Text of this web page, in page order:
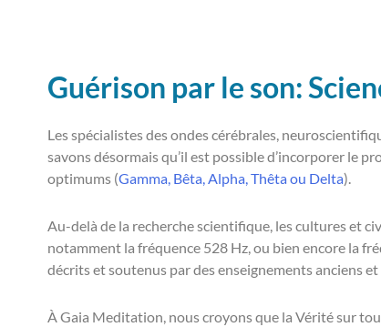
Guérison par le son:
Les spécialistes des ondes cérébrales,
savons désormais qu’il est possible d’incorporer le
optimums (Gamma, Bêta, Alpha, Thêta ou Delta).
Au-delà de la recherche scientifique, les cultures et
notamment la fréquence 528 Hz, ou bien encore la
décrits et soutenus par des enseignements anciens
À Gaia Meditation, nous croyons que la Vérité sur